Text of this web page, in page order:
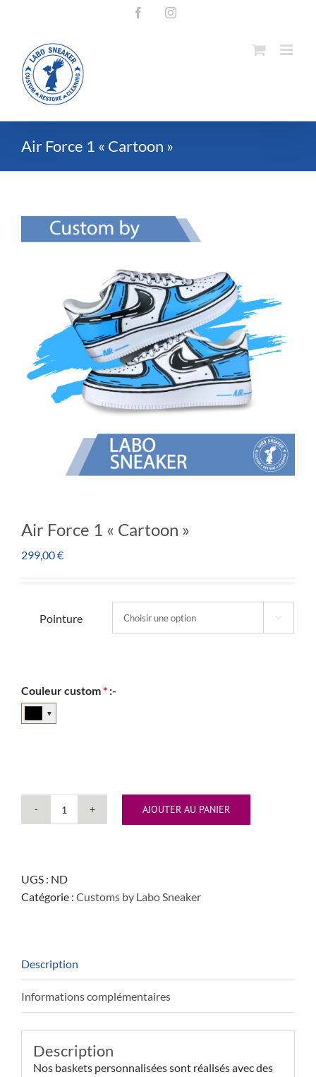
contenu
FacebookInstagram
Air Force 1 « Cartoon »
Air Force 1 « Cartoon »
299,00€
Pointure 
Couleur custom* :-
▼
quantité
1
"Cartoon"
AJOUTER AU PANIER
UGS : ND
Catégorie : Customs by Labo Sneaker
Description
Informations complémentaires
Description
Nos baskets personnalisées sont réalisés avec des